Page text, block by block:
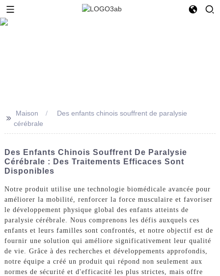
>>
Maison
Des enfants chinois souffrent de paralysie
cérébrale
Des Enfants Chinois Souffrent De Paralysie
Cérébrale : Des Traitements Efficaces Sont
Disponibles
Notre produit utilise une technologie biomédicale avancée pour
améliorer la mobilité, renforcer la force musculaire et favoriser
le développement physique global des enfants atteints de
paralysie cérébrale. Nous comprenons les défis auxquels ces
enfants et leurs familles sont confrontés, et notre objectif est de
fournir une solution qui améliore significativement leur qualité
de vie. Grâce à des recherches et développements approfondis,
notre équipe a créé un produit qui répond non seulement aux
normes de sécurité et d'efficacité les plus strictes, mais offre